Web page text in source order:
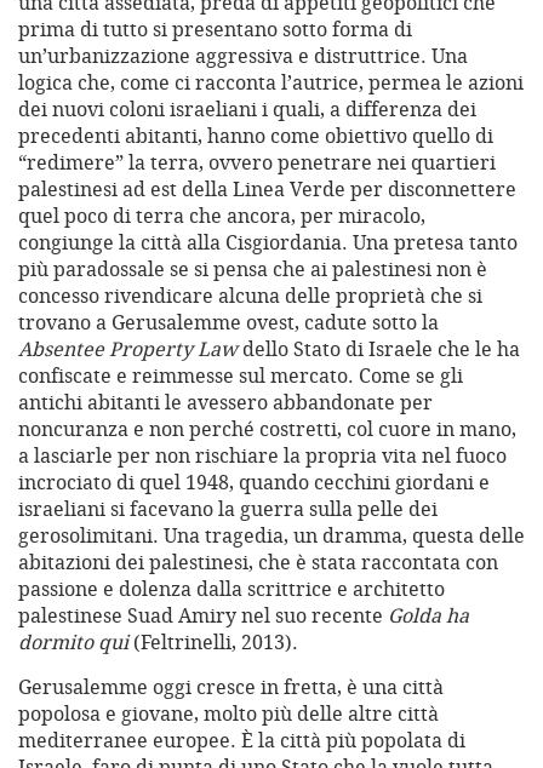
prima di tutto si presentano sotto forma di
un’urbanizzazione aggressiva e distruttrice. Una
logica che, come ci racconta l’autrice, permea le azioni
dei nuovi coloni israeliani i quali, a differenza dei
precedenti abitanti, hanno come obiettivo quello di
“redimere” la terra, ovvero penetrare nei quartieri
palestinesi ad est della Linea Verde per disconnettere
quel poco di terra che ancora, per miracolo,
congiunge la città alla Cisgiordania. Una pretesa tanto
più paradossale se si pensa che ai palestinesi non è
concesso rivendicare alcuna delle proprietà che si
trovano a Gerusalemme ovest, cadute sotto la
Absentee Property Lawdello Stato di Israele che le ha
confiscate e reimmesse sul mercato. Come se gli
antichi abitanti le avessero abbandonate per
noncuranza e non perché costretti, col cuore in mano,
a lasciarle per non rischiare la propria vita nel fuoco
incrociato di quel 1948, quando cecchini giordani e
israeliani si facevano la guerra sulla pelle dei
gerosolimitani. Una tragedia, un dramma, questa delle
abitazioni dei palestinesi, che è stata raccontata con
passione e dolenza dalla scrittrice e architetto
palestinese Suad Amiry nel suo recente Golda ha
dormito qui(Feltrinelli, 2013).
Gerusalemme oggi cresce in fretta, è una città
popolosa e giovane, molto più delle altre città
mediterranee europee. È la città più popolata di